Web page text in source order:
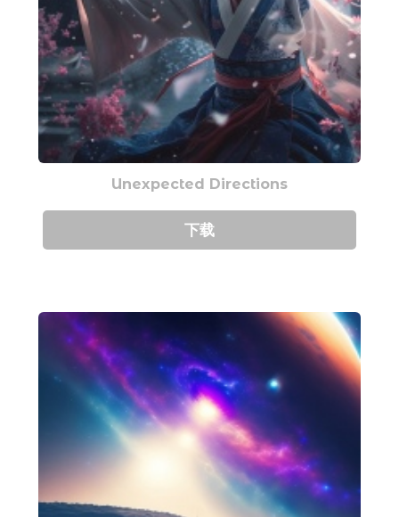
Unexpected Directions
下载